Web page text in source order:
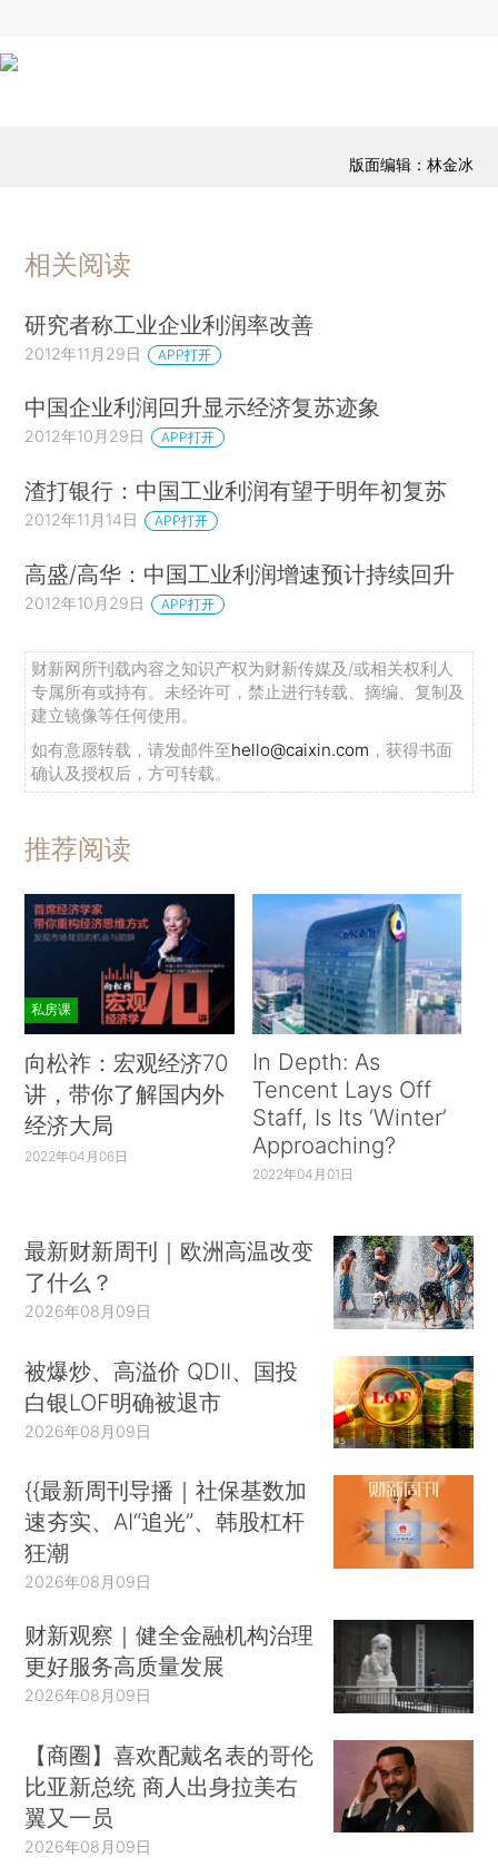
版面编辑：林金冰
相关阅读
研究者称工业企业利润率改善
2012年11月29日 APP打开
中国企业利润回升显示经济复苏迹象
2012年10月29日 APP打开
渣打银行：中国工业利润有望于明年初复苏
2012年11月14日 APP打开
高盛/高华：中国工业利润增速预计持续回升
2012年10月29日 APP打开
财新网所刊载内容之知识产权为财新传媒及/或相关权利人
专属所有或持有。未经许可，禁止进行转载、摘编、复制及
建立镜像等任何使用。
如有意愿转载，请发邮件至hello@caixin.com ，获得书面
确认及授权后，方可转载。
推荐阅读
私房课
向松祚：宏观经济70
讲，带你了解国内外
经济大局
2022年04月06日
In Depth: As
Tencent Lays Off
Staff, Is Its ‘Winter’
Approaching?
2022年04月01日
最新财新周刊｜欧洲高温改变
了什么？
2026年08月09日
被爆炒、高溢价 QDII、国投
白银LOF明确被退市
2026年08月09日
{{最新周刊导播｜社保基数加
速夯实、AI“追光”、韩股杠杆
狂潮
2026年08月09日
财新观察｜健全金融机构治理
更好服务高质量发展
2026年08月09日
【商圈】喜欢配戴名表的哥伦
比亚新总统 商人出身拉美右
翼又一员
2026年08月09日